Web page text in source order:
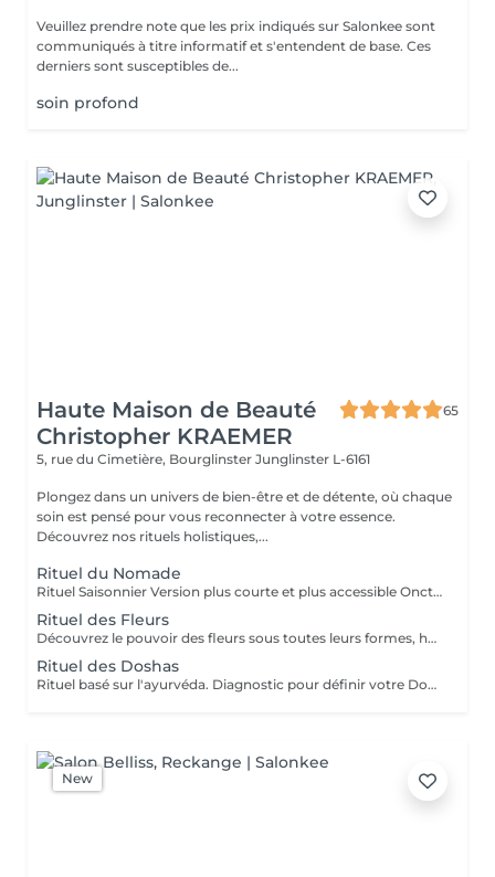
Veuillez prendre note que les prix indiqués sur Salonkee sont
communiqués à titre informatif et s'entendent de base. Ces
derniers sont susceptibles de...
soin profond
Haute Maison de Beauté
Christopher KRAEMER
65
5, rue du Cimetière, Bourglinster Junglinster L-6161
Plongez dans un univers de bien-être et de détente, où chaque
soin est pensé pour vous reconnecter à votre essence.
Découvrez nos rituels holistiques,...
Rituel du Nomade
Rituel Saisonnier Version plus courte et plus accessible Onction d'huile d'aloès-vera-argan-dattier, gommage aux pépins de fraise et poudre d'ananas, cataplasme au rhassoul, bain de vapeur citron vert-menthe, shampooing citron vert-lavande-ylang-ylang, masque Néroli-ciste ladanifère-menthe avec massage de la tête, cascade, pulvérisation faciale hydrolat de fleur d'oranger
Rituel des Fleurs
Découvrez le pouvoir des fleurs sous toutes leurs formes, huiles végétales, essentielles, infusions etc Un moment de poésie, qui vous laissera sans voix.. Véritable moment de relaxation complète. Sauna infrarouge, Massage shiatsu, bol d'air jacquier, douche. Onction d'huiles précieuses, hammam crânien, facial et respiratoire, bains rythmés avec méditation guidée, exercices de sophrologie, shampooing, pose de masque et massage crânien, rituel de la cascade, rinçage à l'infusion de plantes et pulvérisation faciale aux hydrolats qui clôturent le soin. Ne comprend pas le séchage des cheveux.
Rituel des Doshas
Rituel basé sur l'ayurvéda. Diagnostic pour définir votre Doshas dominant afin de le rééquilibrer En plus des rituels complets -Diagnostic -Application d'huiles chaudes -Application cataplasmes ayurvédiques (cuir chevelu & cheveux)
New